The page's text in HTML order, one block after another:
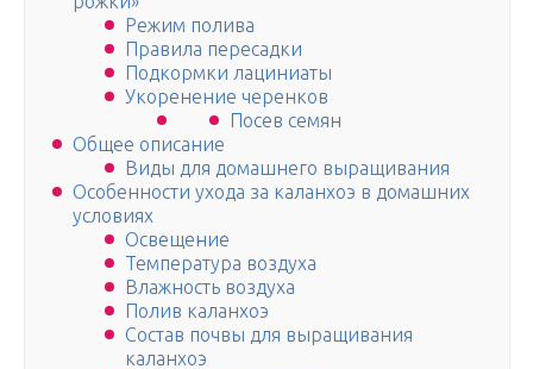
Режим полива
Правила пересадки
Подкормки лациниаты
Укоренение черенков
Посев семян
Общее описание
Виды для домашнего выращивания
Особенности ухода за каланхоэ в домашних
условиях
Освещение
Температура воздуха
Влажность воздуха
Полив каланхоэ
Состав почвы для выращивания
каланхоэ